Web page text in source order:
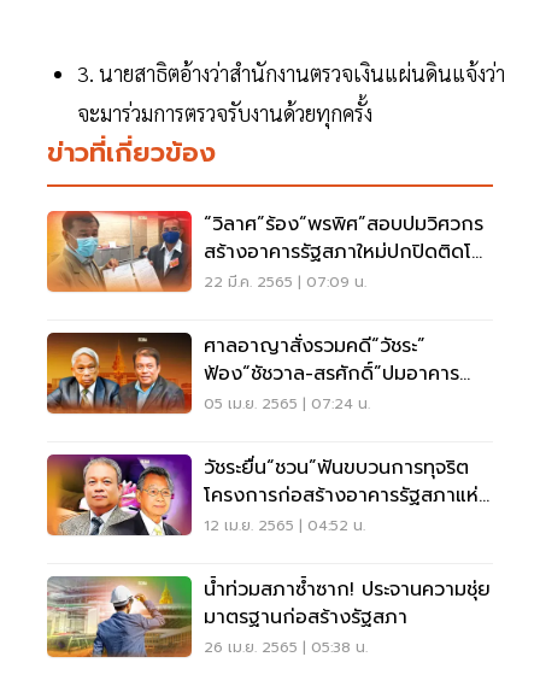
3. นายสาธิตอ้างว่าสำนักงานตรวจเงินแผ่นดินแจ้งว่า
จะมาร่วมการตรวจรับงานด้วยทุกครั้ง
ข่าวที่เกี่ยวข้อง
“วิลาศ”ร้อง“พรพิศ”สอบปมวิศวกร
สร้างอาคารรัฐสภาใหม่ปกปิดติดโค
วิด-19
22 มี.ค. 2565 | 07:09 น.
ศาลอาญาสั่งรวมคดี“วัชระ”
ฟ้อง“ชัชวาล-สรศักดิ์”ปมอาคาร
รัฐสภาใหม่
05 เม.ย. 2565 | 07:24 น.
วัชระยื่น“ชวน”ฟันขบวนการทุจริต
โครงการก่อสร้างอาคารรัฐสภาแห่ง
ใหม่ยกก๊วน
12 เม.ย. 2565 | 04:52 น.
น้ำท่วมสภาซ้ำซาก! ประจานความชุ่ย
มาตรฐานก่อสร้างรัฐสภา
26 เม.ย. 2565 | 05:38 น.